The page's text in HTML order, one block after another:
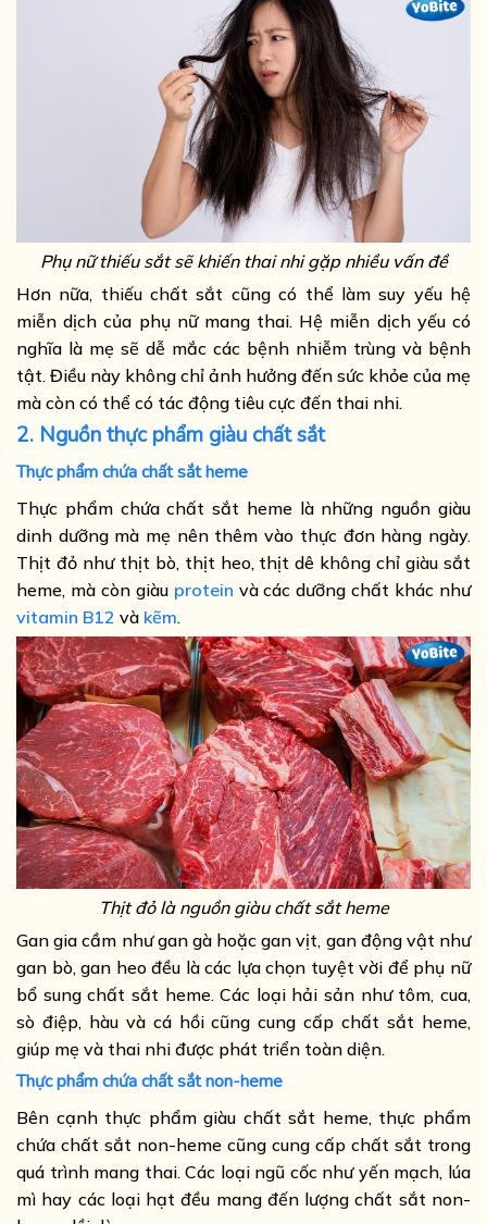
Phụ nữ thiếu sắt sẽ khiến thai nhi gặp nhiều vấn đề
Hơn nữa, thiếu chất sắt cũng có thể làm suy yếu hệ
miễn dịch của phụ nữ mang thai. Hệ miễn dịch yếu có
nghĩa là mẹ sẽ dễ mắc các bệnh nhiễm trùng và bệnh
tật. Điều này không chỉ ảnh hưởng đến sức khỏe của mẹ
mà còn có thể có tác động tiêu cực đến thai nhi.
2. Nguồn thực phẩm giàu chất sắt
Thực phẩm chứa chất sắt heme
Thực phẩm chứa chất sắt heme là những nguồn giàu
dinh dưỡng mà mẹ nên thêm vào thực đơn hàng ngày.
Thịt đỏ như thịt bò, thịt heo, thịt dê không chỉ giàu sắt
heme, mà còn giàu protein và các dưỡng chất khác như
vitamin B12 và kẽm.
Thịt đỏ là nguồn giàu chất sắt heme
Gan gia cầm như gan gà hoặc gan vịt, gan động vật như
gan bò, gan heo đều là các lựa chọn tuyệt vời để phụ nữ
bổ sung chất sắt heme. Các loại hải sản như tôm, cua,
sò điệp, hàu và cá hồi cũng cung cấp chất sắt heme,
giúp mẹ và thai nhi được phát triển toàn diện.
Thực phẩm chứa chất sắt non-heme
Bên cạnh thực phẩm giàu chất sắt heme, thực phẩm
chứa chất sắt non-heme cũng cung cấp chất sắt trong
quá trình mang thai. Các loại ngũ cốc như yến mạch, lúa
mì hay các loại hạt đều mang đến lượng chất sắt non-